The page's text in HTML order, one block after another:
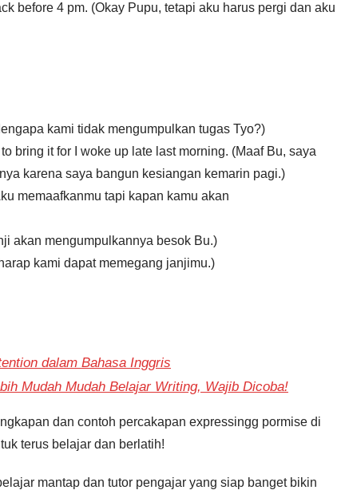
before 4 pm. (Okay Pupu, tetapi aku harus pergi dan aku
kami tidak mengumpulkan tugas Tyo?)
bring it for I woke up late last morning. (Maaf Bu, saya
karena saya bangun kesiangan kemarin pagi.)
memaafkanmu tapi kapan kamu akan
akan mengumpulkannya besok Bu.)
kami dapat memegang janjimu.)
dalam Bahasa Inggris
Mudah Mudah Belajar Writing, Wajib Dicoba!
dan contoh percakapan expressingg pormise di
terus belajar dan berlatih!
mantap dan tutor pengajar yang siap banget bikin